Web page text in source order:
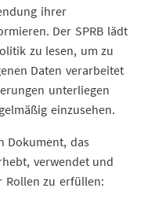
ihrer
Der SPRB lädt
zu lesen, um zu
Daten verarbeitet
unterliegen
einzusehen.
Dokument, das
verwendet und
Rollen zu erfüllen: